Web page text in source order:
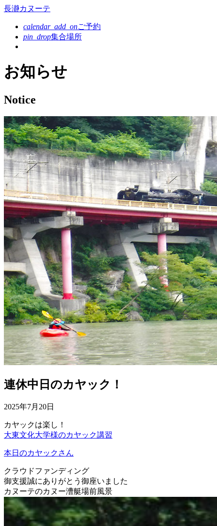
コ
文
へ
キ
プ
長瀞カヌーテ
calendar_add_onご予約
pin_drop集合場所
お知らせ
Notice
連休中日のカヤック！
2025年7月20日
カヤックは楽し！
大東文化大学様のカヤック講習
本日のカヤックさん
クラウドファンディング
御支援誠にありがとう御座いました
カヌーテのカヌー漕艇場前風景